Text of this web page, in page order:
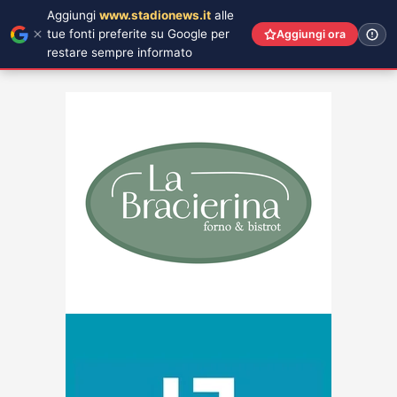
Aggiungi www.stadionews.it alle
tue fonti preferite su Google per
restare sempre informato
Aggiungi ora